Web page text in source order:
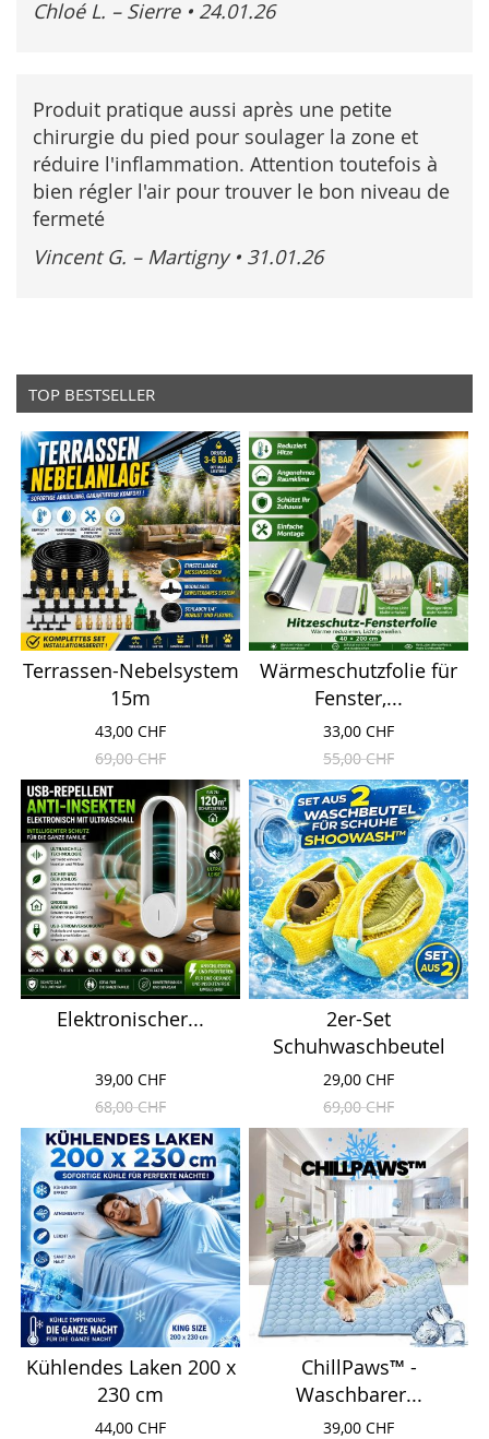
Chloé L. – Sierre • 24.01.26
Produit pratique aussi après une petite
chirurgie du pied pour soulager la zone et
réduire l'inflammation. Attention toutefois à
bien régler l'air pour trouver le bon niveau de
fermeté
Vincent G. – Martigny • 31.01.26
TOP BESTSELLER
Terrassen-Nebelsystem
15m
43,00 CHF
69,00 CHF
Wärmeschutzfolie für
Fenster,...
33,00 CHF
55,00 CHF
Elektronischer...
39,00 CHF
68,00 CHF
2er-Set
Schuhwaschbeutel
29,00 CHF
69,00 CHF
Kühlendes Laken 200 x
230 cm
44,00 CHF
ChillPaws™ -
Waschbarer...
39,00 CHF